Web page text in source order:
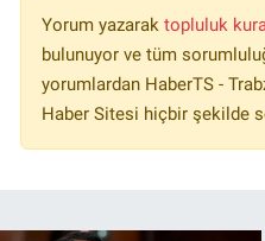
Yorum yazarak topluluk
bulunuyor ve tüm
yorumlardan HaberTS -
Haber Sitesi hiçbir şekilde